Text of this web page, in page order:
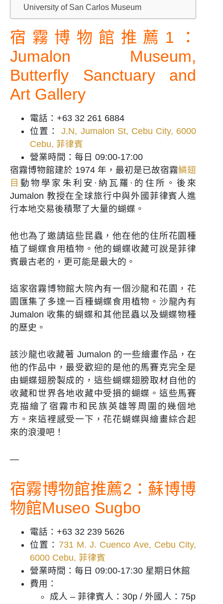
University of San Carlos Museum
宿霧博物館推薦1：
Jumalon Museum,
Butterfly Sanctuary and
Art Gallery
電話：+63 32 261 6884
位置：
J.N, Jumalon St, Cebu City, 6000
Cebu, 菲律賓
營業時間：每日 09:00-17:00
宿霧博物館建於 1974 年，最初是已故宿霧鱗翅
目動物學家朱利安·納瓦羅·的住所。後來
Jumalon 教授在全球旅行中與外國菲律賓人進
行本地交易後積聚了大量的蝴蝶。
他也為了邀請這些昆蟲，他在他的住所花園種
植了蝴蝶食用植物。他的蝴蝶收藏可說是菲律
賓最古老的，更可能是最大的。
這家宿霧博物館大院內有一個沙龍和花園，花
園匯集了多達一百種蝴蝶食用植物。沙龍內有
Jumalon 收集的蝴蝶和其他昆蟲以及蝴蝶物種
的歷史。
該沙龍也收藏著 Jumalon 的一些繪畫作品，在
他的作品中，最受歡迎的是他的馬賽克完全是
由蝴蝶翅膀製成的，這些蝴蝶翅膀取材自他的
收藏和世界各地收藏中受損的蝴蝶。這些馬賽
克描繪了宿霧市和民族英雄等周圍的幾個地
方。來這裡感受一下，花花蝴蝶與繪畫綜合起
來的浪漫吧！
—
宿霧博物館推薦2：蘇博博
物館Museo Sugbo
電話：+63 32 239 5626
位置： 731 M. J. Cuenco Ave, Cebu City,
6000 Cebu, 菲律賓
營業時間：每日 09:00-17:30 星期日休館
費用：
成人 – 菲律賓人：30p / 外國人：75p